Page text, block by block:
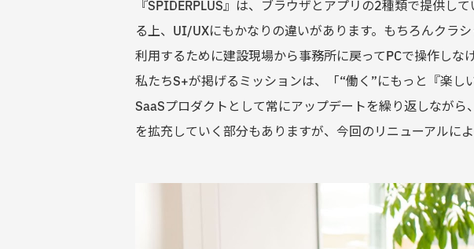
『SPIDERPLUS』は、ブラウザとアプリの2種類で提供し
る上、UI/UXにもかなりの違いがあります。もちろんクラ
利用するために建設現場から事務所に戻ってPCで操作しな
私たちS+が掲げるミッションは、「“働く”にもっと『楽し
SaaSプロダクトとして常にアップデートを繰り返しなが
を拡充していく部分もありますが、今回のリニューアルに